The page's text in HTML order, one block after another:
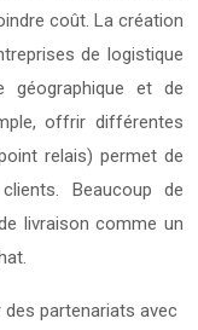
coût. La création
de logistique
géographique et de
offrir différentes
relais) permet de
Beaucoup de
livraison comme un
partenariats avec